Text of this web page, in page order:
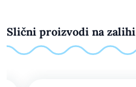
Slični proizvodi na zalihi